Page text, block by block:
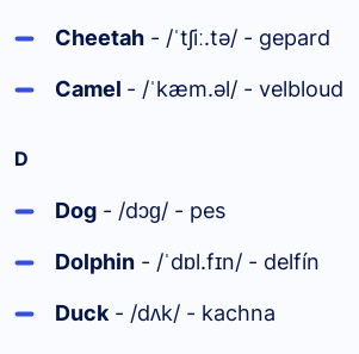
Cheetah - /ˈtʃiː.tə/ - gepard
Camel - /ˈkæm.əl/ - velbloud
D
Dog - /dɔɡ/ - pes
Dolphin - /ˈdɒl.fɪn/ - delfín
Duck - /dʌk/ - kachna